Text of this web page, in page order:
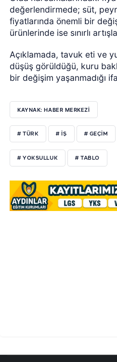
değerlendirmede; süt,
fiyatlarında önemli bir
ürünlerinde ise sınırlı
Açıklamada, tavuk eti ve
düşüş görüldüğü, kuru
bir değişim yaşanmadığı
KAYNAK: HABER MERKEZİ
# TÜRK # İŞ # GEÇİM
# YOKSULLUK # TABLO